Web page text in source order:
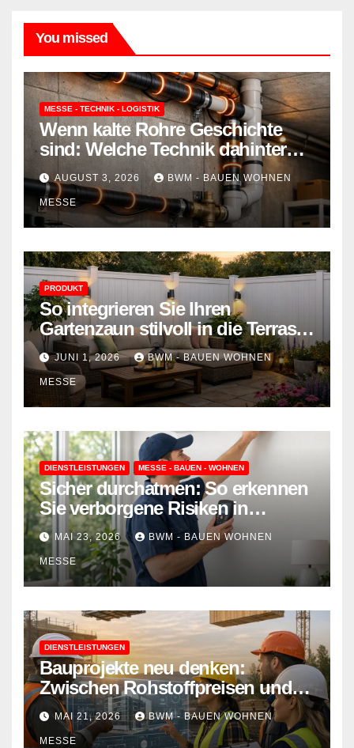
You missed
MESSE - TECHNIK - LOGISTIK
Wenn kalte Rohre Geschichte
sind: Welche Technik dahinter
steckt und wie sie Ihr Zuhause
schützt
AUGUST 3, 2026 BWM - BAUEN WOHNEN
MESSE
PRODUKT
So integrieren Sie Ihren
Gartenzaun stilvoll in die Terrasse
– mehr Komfort, weniger
Aufwand
JUNI 1, 2026 BWM - BAUEN WOHNEN
MESSE
DIENSTLEISTUNGEN MESSE - BAUEN - WOHNEN
Sicher durchatmen: So erkennen
Sie verborgene Risiken in
Wohnraumlüftungen
MAI 23, 2026 BWM - BAUEN WOHNEN
MESSE
DIENSTLEISTUNGEN
Bauprojekte neu denken:
Zwischen Rohstoffpreisen und
rechtlichen Hürden den Überblick
behalten
MAI 21, 2026 BWM - BAUEN WOHNEN
MESSE